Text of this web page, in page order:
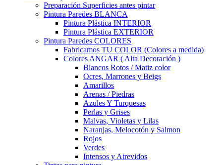
Preparación Superficies antes pintar
Pintura Paredes BLANCA
Pintura Plástica INTERIOR
Pintura Plástica EXTERIOR
Pintura Paredes COLORES
Fabricamos TU COLOR (Colores a medida)
Colores ANGAR ( Alta Decoración )
Blancos Rotos / Matiz color
Ocres, Marrones y Beigs
Amarillos
Arenas / Piedras
Azules Y Turquesas
Perlas y Grises
Malvas, Violetas y Lilas
Naranjas, Melocotón y Salmon
Rojos
Verdes
Intensos y Atrevidos